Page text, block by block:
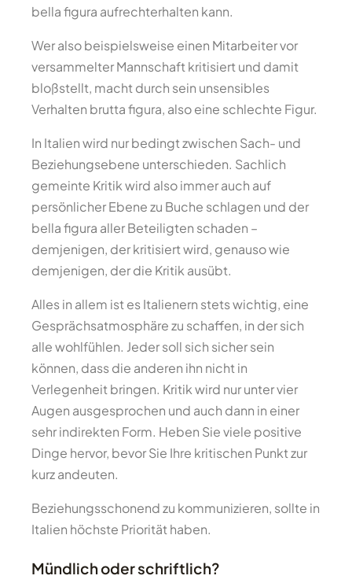
bella figura aufrechterhalten kann.
Wer also beispielsweise einen Mitarbeiter vor
versammelter Mannschaft kritisiert und damit
bloßstellt, macht durch sein unsensibles
Verhalten brutta figura, also eine schlechte Figur.
In Italien wird nur bedingt zwischen Sach- und
Beziehungsebene unterschieden. Sachlich
gemeinte Kritik wird also immer auch auf
persönlicher Ebene zu Buche schlagen und der
bella figura aller Beteiligten schaden –
demjenigen, der kritisiert wird, genauso wie
demjenigen, der die Kritik ausübt.
Alles in allem ist es Italienern stets wichtig, eine
Gesprächsatmosphäre zu schaffen, in der sich
alle wohlfühlen. Jeder soll sich sicher sein
können, dass die anderen ihn nicht in
Verlegenheit bringen. Kritik wird nur unter vier
Augen ausgesprochen und auch dann in einer
sehr indirekten Form. Heben Sie viele positive
Dinge hervor, bevor Sie Ihre kritischen Punkt zur
kurz andeuten.
Beziehungsschonend zu kommunizieren, sollte in
Italien höchste Priorität haben.
Mündlich oder schriftlich?